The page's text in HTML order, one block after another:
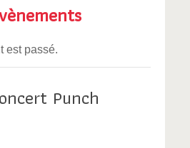
est passé.
Punch